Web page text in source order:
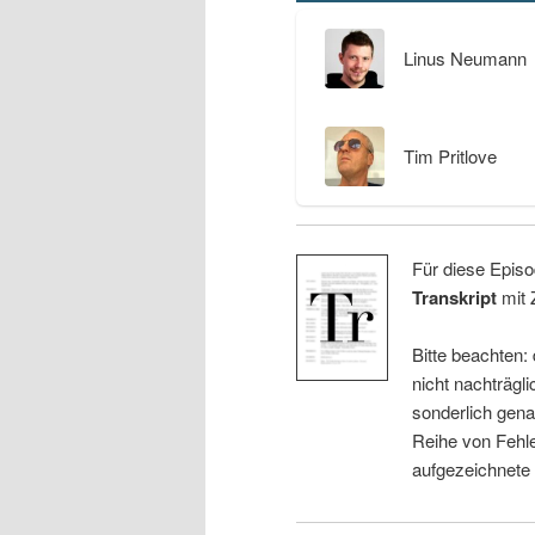
Linus Neumann
Tim Pritlove
Für diese
Transkriptmit
Bitte
nicht
sonderlich
Reihe von